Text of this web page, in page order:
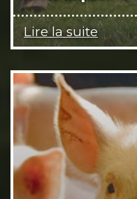
Lire la suite